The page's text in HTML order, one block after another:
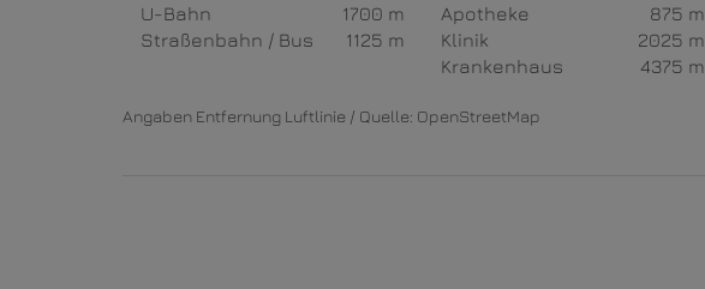
U-Bahn
1700 m
Straßenbahn / Bus
1125 m
Apotheke
875 m
Klinik
2025 m
Krankenhaus
4375 m
Angaben Entfernung Luftlinie / Quelle: OpenStreetMap